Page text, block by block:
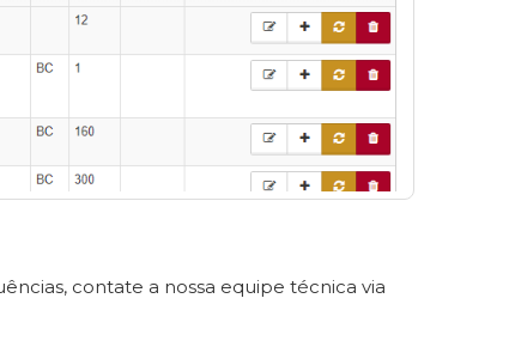
contate a nossa equipe técnica via